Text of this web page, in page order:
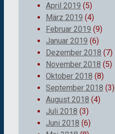
April 2019 (5)
März 2019 (4)
Februar 2019 (9)
Januar 2019 (6)
Dezember 2018 (7)
November 2018 (5)
Oktober 2018 (8)
September 2018 (3)
August 2018 (4)
Juli 2018 (3)
Juni 2018 (6)